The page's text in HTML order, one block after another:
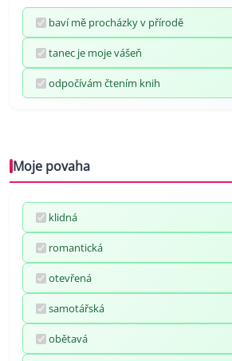
baví mě procházky v přírodě
tanec je moje vášeň
odpočívám čtením knih
Moje povaha
klidná
romantická
otevřená
samotářská
obětavá